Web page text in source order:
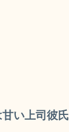
い上司彼氏